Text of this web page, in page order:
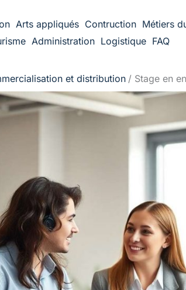
Arts appliqués Contruction Métiers
Administration Logistique FAQ
et distribution Stage en